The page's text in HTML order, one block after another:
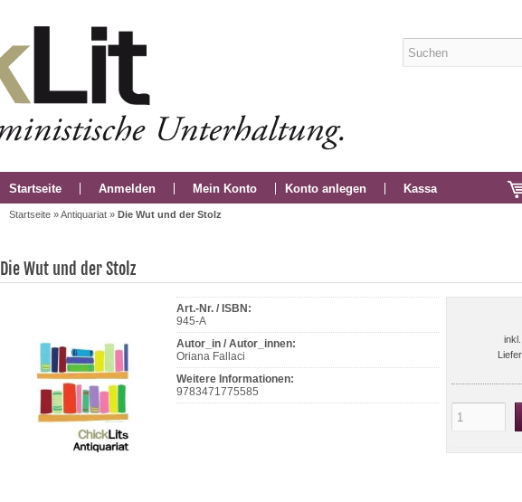
Startseite Anmelden Mein Konto Konto anlegen Kassa
Startseite »Antiquariat » Die Wut und der Stolz
Die Wut und der Stolz
Art.-Nr. / ISBN:
945-A
Autor_in / Autor_innen:
Oriana Fallaci
Weitere Informationen:
9783471775585